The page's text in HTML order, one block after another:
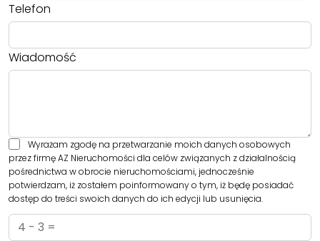
Telefon
Wiadomość
Wyrażam zgodę na przetwarzanie moich danych osobowych
przez firmę AZ Nieruchomości dla celów związanych z działalnością
pośrednictwa w obrocie nieruchomościami, jednocześnie
potwierdzam, iż zostałem poinformowany o tym, iż będę posiadać
dostęp do treści swoich danych do ich edycji lub usunięcia.